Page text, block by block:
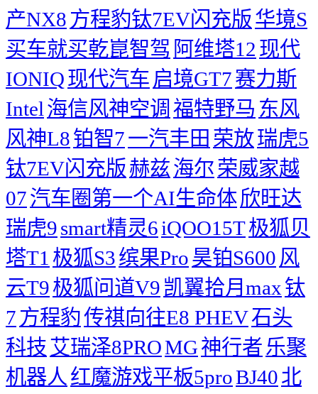
产NX8 方程豹钛7EV闪充版华境S
买车就买乾崑智驾 阿维塔12 现代
IONIQ现代汽车 启境GT7赛力斯
Intel 海信风神空调 福特野马 东风
风神L8铂智7一汽丰田 荣放瑞虎5
钛7EV闪充版赫兹海尔荣威家越
07汽车圈第一个AI生命体欣旺达
瑞虎9smart精灵6iQOO15T极狐贝
塔T1 极狐S3缤果Pro昊铂S600 风
云T9极狐问道V9 凯翼拾月max钛
7 方程豹传祺向往E8 PHEV石头
科技艾瑞泽8PROMG神行者 乐聚
机器人 红魔游戏平板5proBJ40北